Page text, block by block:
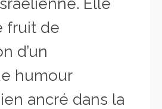
Elle
fruit de
d’un
humour
ancré dans la